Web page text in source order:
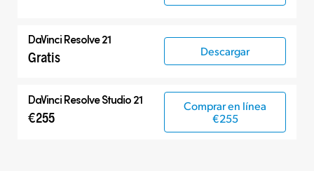
DaVinci Resolve 21
Gratis Descargar
DaVinci Resolve Studio 21
€255
Comprar en línea
€255